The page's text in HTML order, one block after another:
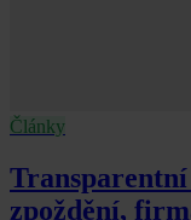
Články
Transparentní
zpoždění,